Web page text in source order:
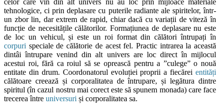
tehnologice, ci prin deplasare cu puterile radiante ale spiritelor, într-
un zbor lin, dar extrem de rapid, chiar dacă cu variații de viteză în
funcție de necesitățile călătorilor. Formațiunea de deplasare nu este
de loc un vehicul, și este un roi format din călători întrupați în
corpuri speciale de călătorie de acest fel. Practic intrarea la această
dintâi întrupare venind din alt univers are loc direct în mijlocul
acestui roi, fără ca roiul să se oprească pentru a ”culege” o nouă
entitate din drum. Coordonatorul evoluției proprii a fiecărei entități
călătoare creează și corporalitatea de întrupare, și legătura dintre
spiritul (în cazul nostru mai corect este să spunem monada) care face
trecerea între universuri și corporalitatea sa.